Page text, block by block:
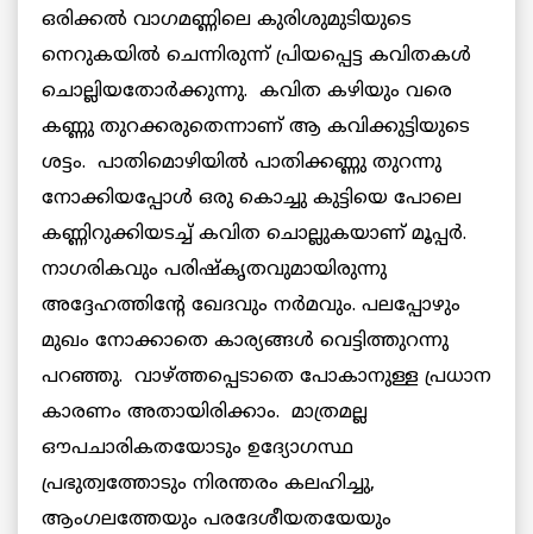
ഒരിക്കല്‍ വാഗമണ്ണിലെ കുരിശുമുടിയുടെ
നെറുകയില്‍ ചെന്നിരുന്ന് പ്രിയപ്പെട്ട കവിതകള്‍
ചൊല്ലിയതോര്‍ക്കുന്നു. കവിത കഴിയും വരെ
കണ്ണു തുറക്കരുതെന്നാണ് ആ കവിക്കുട്ടിയുടെ
ശട്ടം. പാതിമൊഴിയില്‍ പാതിക്കണ്ണു തുറന്നു
നോക്കിയപ്പോള്‍ ഒരു കൊച്ചു കുട്ടിയെ പോലെ
കണ്ണിറുക്കിയടച്ച് കവിത ചൊല്ലുകയാണ് മൂപ്പര്‍.
നാഗരികവും പരിഷ്കൃതവുമായിരുന്നു
അദ്ദേഹത്തിന്റേ ഖേദവും നര്‍മവും. പലപ്പോഴും
മുഖം നോക്കാതെ കാര്യങ്ങള്‍ വെട്ടിത്തുറന്നു
പറഞ്ഞു. വാഴ്ത്തപ്പെടാതെ പോകാനുള്ള പ്രധാന
കാരണം അതായിരിക്കാം. മാത്രമല്ല
ഔപചാരികതയോടും ഉദ്യോഗസ്ഥ
പ്രഭുത്വത്തോടും നിരന്തരം കലഹിച്ചു,
ആംഗലത്തേയും പരദേശീയതയേയും